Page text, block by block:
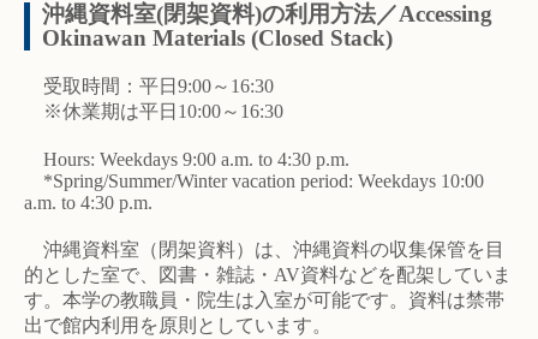
沖縄資料室(閉架資料)の利用方法／Accessing
Okinawan Materials (Closed Stack)
受取時間：平日9:00～16:30
※休業期は平日10:00～16:30
Hours: Weekdays 9:00 a.m. to 4:30 p.m.
*Spring/Summer/Winter vacation period: Weekdays 10:00
a.m. to 4:30 p.m.
沖縄資料室（閉架資料）は、沖縄資料の収集保管を目
的とした室で、図書・雑誌・AV資料などを配架していま
す。本学の教職員・院生は入室が可能です。資料は禁帯
出で館内利用を原則としています。